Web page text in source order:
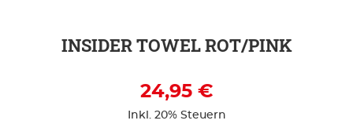
INSIDER TOWEL ROT/PINK
24,95 €
Inkl. 20% Steuern